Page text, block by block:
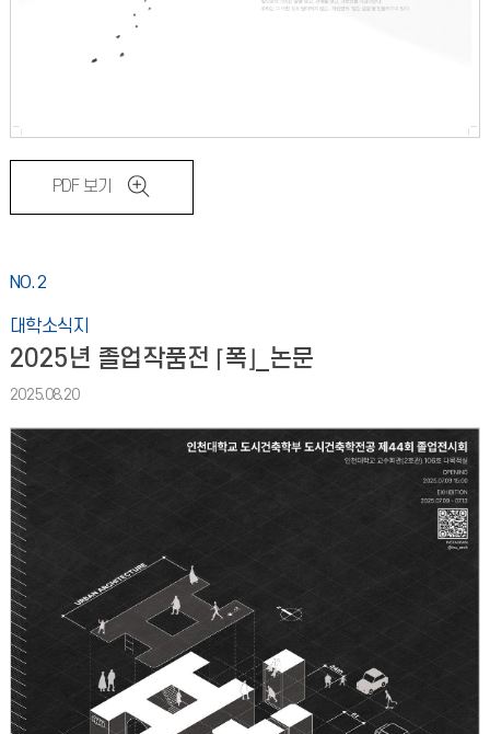
PDF 보기
NO.2
대학소식지
2025년 졸업작품전 ⌈폭⌋_논문
2025.08.20